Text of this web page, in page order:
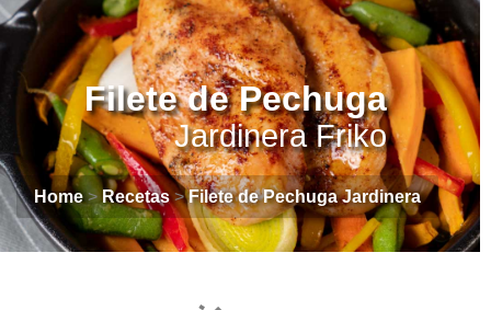
Filete de Pechuga
Jardinera Friko
Home> Recetas>Filete de Pechuga Jardinera